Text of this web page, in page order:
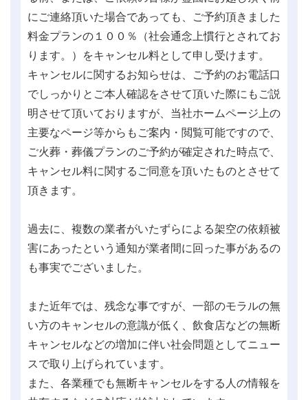
にご連絡頂いた場合であっても、ご予約頂きました
料金プランの１００％（社会通念上慣行とされてお
ります。）をキャンセル料として申し受けます。
キャンセルに関するお知らせは、ご予約のお電話口
でしっかりとご本人確認をさせて頂いた際にもご説
明させて頂いておりますが、当社ホームページ上の
主要なページ等からもご案内・閲覧可能ですので、
ご火葬・葬儀プランのご予約が確定された時点で、
キャンセル料に関するご同意を頂いたものとさせて
頂きます。
過去に、複数の業者がいたずらによる架空の依頼被
害にあったという通知が業者間に回った事があるの
も事実でございました。
また近年では、残念な事ですが、一部のモラルの無
い方のキャンセルの意識が低く、飲食店などの無断
キャンセルなどの増加に伴い社会問題としてニュー
スで取り上げられています。
また、各業種でも無断キャンセルをする人の情報を